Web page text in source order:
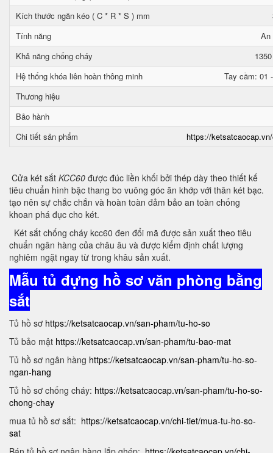
Kích thước ngăn kéo ( C * R * S ) mm
Tính năng
An
Khả năng chống cháy
Hệ thống khóa liên hoàn thông minh
Tay cầm: 01
Thương hiệu
Bảo hành
Chi tiết sản phẩm
https://
Cửa két sắt KCC60 được đúc liền khối bởi thép dày theo thiết kế
tiêu chuẩn hình bậc thang bo vuông góc ăn khớp với thân két bạc.
tạo nên sự chắc chắn và hoàn toàn đảm bảo an toàn chống
khoan phá đục cho két.
Két sắt chống cháy kcc60 đen đổi mã được sản xuất theo tiêu
chuẩn ngân hàng của châu âu và được kiểm định chất lượng
nghiêm ngặt ngay từ trong khâu sản xuất.
Mẫu tủ đựng hồ sơ văn phòng bằng
sắt
Tủ hồ sơ https://ketsatcaocap.vn/san-pham/tu-ho-so
Tủ bảo mật https://ketsatcaocap.vn/san-pham/tu-bao-mat
Tủ hồ sơ ngân hàng https://ketsatcaocap.vn/san-pham/tu-ho-so-
ngan-hang
Tủ hồ sơ chống cháy: https://ketsatcaocap.vn/san-pham/tu-ho-so-
chong-chay
mua tủ hồ sơ sắt: https://ketsatcaocap.vn/chi-tiet/mua-tu-ho-so-
sat